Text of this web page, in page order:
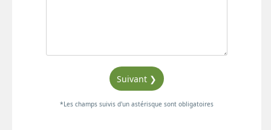
Suivant ❯
*Les champs suivis d'un astérisque sont obligatoires